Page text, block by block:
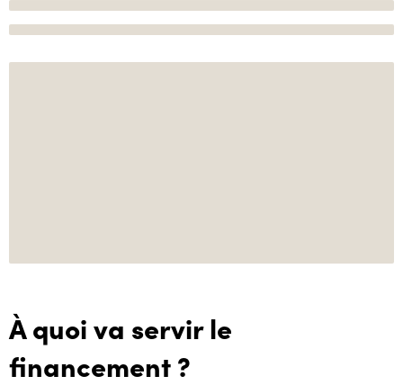
À quoi va servir le
financement ?